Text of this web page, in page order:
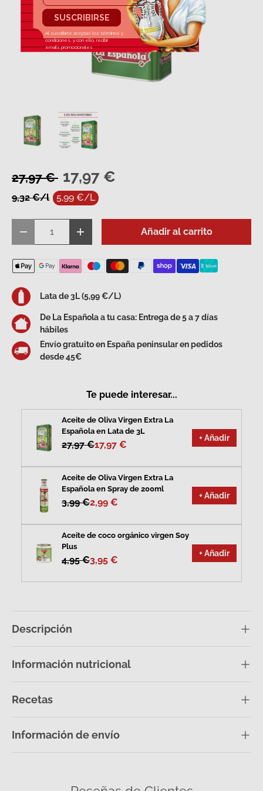
27,97 € 17,97 €
9,32 €/l 5,99 €/L
Disminuir cantidadAumentar la cantidadAñadir al carrito
Lata de 3L (5,99 €/L)
De La Española a tu casa: Entrega de 5 a 7 días
hábiles
Envío gratuito en España peninsular en pedidos
desde 45€
Te puede interesar...
Aceite de Oliva Virgen Extra La
Española en Lata de 3L
27,97 €17,97 €
+ Añadir
Aceite de Oliva Virgen Extra La
Española en Spray de 200ml
3,99 €2,99 €
+ Añadir
Aceite de coco orgánico virgen Soy
Plus
4,95 €3,95 €
+ Añadir
Descripción
Información nutricional
Recetas
Información de envío